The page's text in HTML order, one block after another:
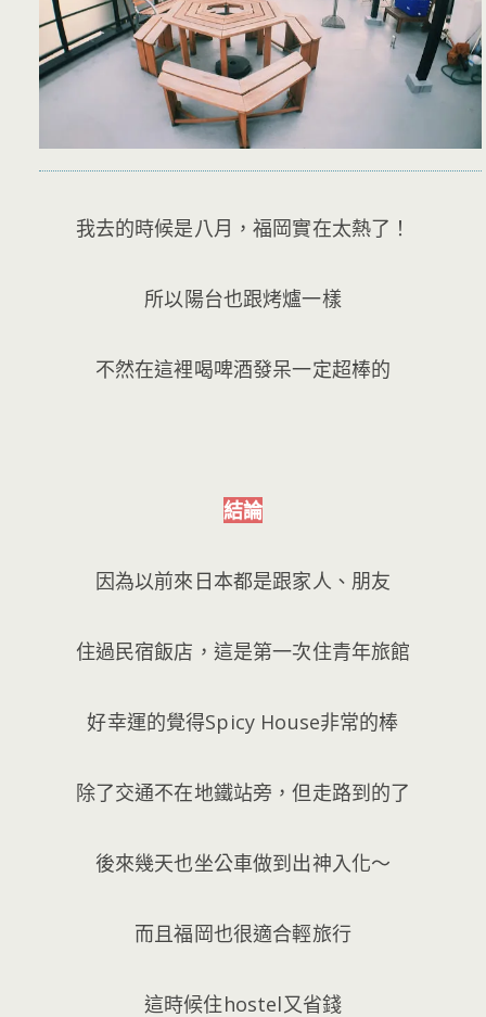
我去的時候是八月，福岡實在太熱了！
所以陽台也跟烤爐一樣
不然在這裡喝啤酒發呆一定超棒的
結論
因為以前來日本都是跟家人、朋友
住過民宿飯店，這是第一次住青年旅館
好幸運的覺得Spicy House非常的棒
除了交通不在地鐵站旁，但走路到的了
後來幾天也坐公車做到出神入化～
而且福岡也很適合輕旅行
這時候住hostel又省錢